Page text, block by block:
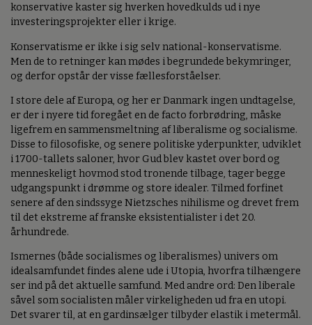
konservative kaster sig hverken hovedkulds ud i nye
investeringsprojekter eller i krige.
Konservatisme er ikke i sig selv national-konservatisme.
Men de to retninger kan mødes i begrundede bekymringer,
og derfor opstår der visse fællesforståelser.
I store dele af Europa, og her er Danmark ingen undtagelse,
er der i nyere tid foregået en de facto forbrødring, måske
ligefrem en sammensmeltning af liberalisme og socialisme.
Disse to filosofiske, og senere politiske yderpunkter, udviklet
i 1700-tallets saloner, hvor Gud blev kastet over bord og
menneskeligt hovmod stod tronende tilbage, tager begge
udgangspunkt i drømme og store idealer. Tilmed forfinet
senere af den sindssyge Nietzsches nihilisme og drevet frem
til det ekstreme af franske eksistentialister i det 20.
århundrede.
Ismernes (både socialismes og liberalismes) univers om
idealsamfundet findes alene ude i Utopia, hvorfra tilhængere
ser ind på det aktuelle samfund. Med andre ord: Den liberale
såvel som socialisten måler virkeligheden ud fra en utopi.
Det svarer til, at en gardinsælger tilbyder elastik i metermål.